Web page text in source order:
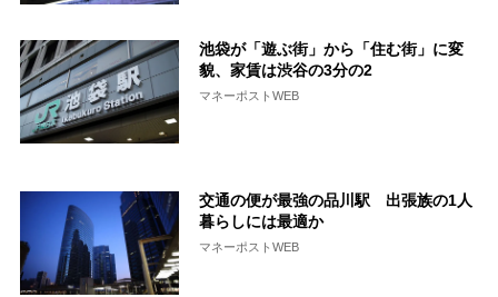
池袋が「遊ぶ街」から「住む街」に変
貌、家賃は渋谷の3分の2
マネーポストWEB
交通の便が最強の品川駅 出張族の1人
暮らしには最適か
マネーポストWEB